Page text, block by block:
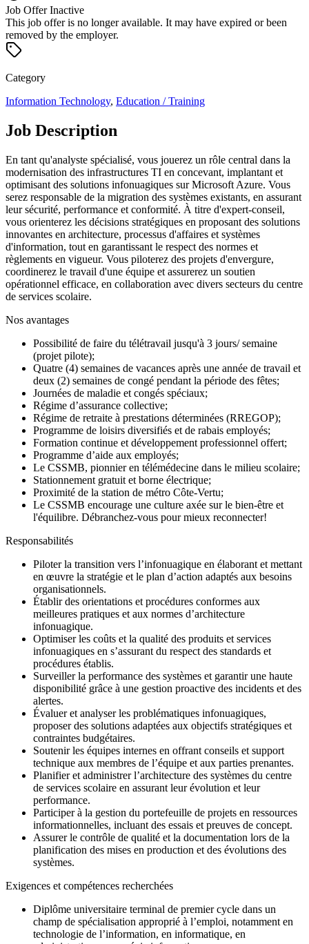
Job Offer Inactive
This job offer is no longer available. It may have expired or been
removed by the employer.
Category
Information Technology, Education / Training
Job Description
En tant qu'analyste spécialisé, vous jouerez un rôle central dans la
modernisation des infrastructures TI en concevant, implantant et
optimisant des solutions infonuagiques sur Microsoft Azure. Vous
serez responsable de la migration des systèmes existants, en assurant
leur sécurité, performance et conformité. À titre d'expert-conseil,
vous orienterez les décisions stratégiques en proposant des solutions
innovantes en architecture, processus d'affaires et systèmes
d'information, tout en garantissant le respect des normes et
règlements en vigueur. Vous piloterez des projets d'envergure,
coordinerez le travail d'une équipe et assurerez un soutien
opérationnel efficace, en collaboration avec divers secteurs du centre
de services scolaire.
Nos avantages
Possibilité de faire du télétravail jusqu'à 3 jours/ semaine
(projet pilote);
Quatre (4) semaines de vacances après une année de travail et
deux (2) semaines de congé pendant la période des fêtes;
Journées de maladie et congés spéciaux;
Régime d’assurance collective;
Régime de retraite à prestations déterminées (RREGOP);
Programme de loisirs diversifiés et de rabais employés;
Formation continue et développement professionnel offert;
Programme d’aide aux employés;
Le CSSMB, pionnier en télémédecine dans le milieu scolaire;
Stationnement gratuit et borne électrique;
Proximité de la station de métro Côte-Vertu;
Le CSSMB encourage une culture axée sur le bien-être et
l'équilibre. Débranchez-vous pour mieux reconnecter!
Responsabilités
Piloter la transition vers l’infonuagique en élaborant et mettant
en œuvre la stratégie et le plan d’action adaptés aux besoins
organisationnels.
Établir des orientations et procédures conformes aux
meilleures pratiques et aux normes d’architecture
infonuagique.
Optimiser les coûts et la qualité des produits et services
infonuagiques en s’assurant du respect des standards et
procédures établis.
Surveiller la performance des systèmes et garantir une haute
disponibilité grâce à une gestion proactive des incidents et des
alertes.
Évaluer et analyser les problématiques infonuagiques,
proposer des solutions adaptées aux objectifs stratégiques et
contraintes budgétaires.
Soutenir les équipes internes en offrant conseils et support
technique aux membres de l’équipe et aux parties prenantes.
Planifier et administrer l’architecture des systèmes du centre
de services scolaire en assurant leur évolution et leur
performance.
Participer à la gestion du portefeuille de projets en ressources
informationnelles, incluant des essais et preuves de concept.
Assurer le contrôle de qualité et la documentation lors de la
planification des mises en production et des évolutions des
systèmes.
Exigences et compétences recherchées
Diplôme universitaire terminal de premier cycle dans un
champ de spécialisation approprié à l’emploi, notamment en
technologie de l’information, en informatique, en